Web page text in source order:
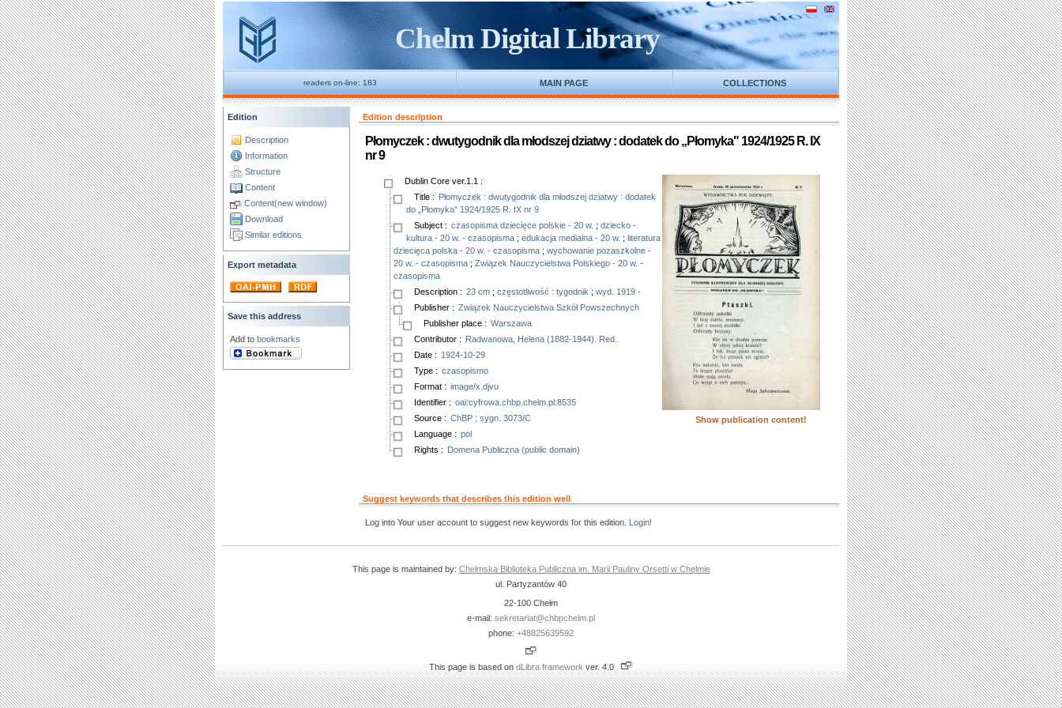
Chelm Digital Library
readers on-line: 183 MAIN PAGE COLLECTIONS
Edition
Description
Information
Structure
Content
Content(new window)
Download
Similar editions
Export metadata
Save this address
Add to bookmarks
Edition description
Płomyczek : dwutygodnik dla młodszej dziatwy : dodatek do „Płomyka" 1924/1925 R. IX
nr 9
Show publication content!
Dublin Core ver.1.1 :
Title : Płomyczek : dwutygodnik dla młodszej dziatwy : dodatek
do „Płomyka" 1924/1925 R. IX nr 9
Subject : czasopisma dziecięce polskie - 20 w. ; dziecko -
kultura - 20 w. - czasopisma; edukacja medialna - 20 w. ; literatura
dziecięca polska - 20 w. - czasopisma; wychowanie pozaszkolne -
20 w. - czasopisma; Związek Nauczycielstwa Polskiego - 20 w. -
czasopisma
Description : 23 cm; częstotliwość : tygodnik ; wyd. 1919 -
Publisher : Związek Nauczycielstwa Szkół Powszechnych
Publisher place : Warszawa
Contributor : Radwanowa, Helena (1882-1944). Red.
Date : 1924-10-29
Type : czasopismo
Format : image/x.djvu
Identifier : oai:cyfrowa.chbp.chelm.pl:8535
Source : ChBP ; sygn. 3073/C
Language : pol
Rights : Domena Publiczna (public domain)
Suggest keywords that describes this edition well
Log into Your user account to suggest new keywords for this edition. Login!
This page is maintained by: Chelmska Biblioteka Publiczna im. Marii Pauliny Orsetti w Chelmie
ul. Partyzantów 40
22-100 Chełm
e-mail: sekretariat@chbpchelm.pl
phone: +48825639592
This page is based on dLibra framework ver. 4.0